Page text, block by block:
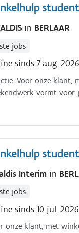
student
in BERLAAR
jobs
sinds 7 aug. 2026
Voor onze klant,
vormt voor
student
Interim in
jobs
sinds 10 jul. 2026
onze klant, met